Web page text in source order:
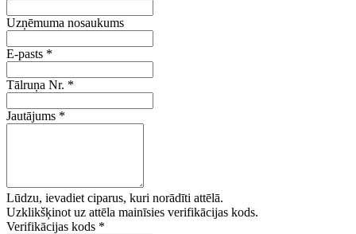
Uzņēmuma nosaukums
E-pasts *
Tālruņa Nr. *
Jautājums *
Lūdzu, ievadiet ciparus, kuri norādīti attēlā.
Uzklikšķinot uz attēla mainīsies verifikācijas kods.
Verifikācijas kods *